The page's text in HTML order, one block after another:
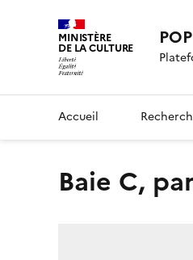
MINISTÈRE
DE LA CULTURE POP
Accueil
Baie C,